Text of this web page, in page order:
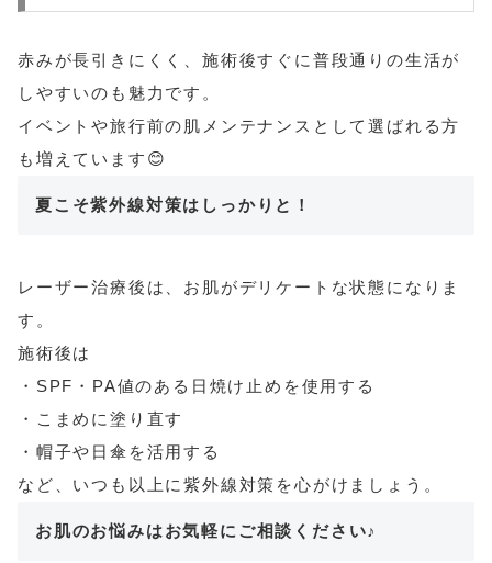
赤みが長引きにくく、施術後すぐに普段通りの生活が
しやすいのも魅力です。
イベントや旅行前の肌メンテナンスとして選ばれる方
も増えています😊
夏こそ紫外線対策はしっかりと！
レーザー治療後は、お肌がデリケートな状態になりま
す。
施術後は
・SPF・PA値のある日焼け止めを使用する
・こまめに塗り直す
・帽子や日傘を活用する
など、いつも以上に紫外線対策を心がけましょう。
お肌のお悩みはお気軽にご相談ください♪